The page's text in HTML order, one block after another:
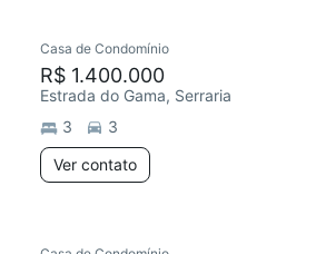
Casa de Condomínio
R$ 1.400.000
Estrada do Gama, Serraria
3
3
Ver contato